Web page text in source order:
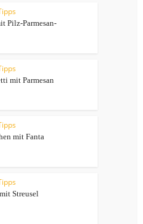
Pilz-Parmesan-
mit Parmesan
mit Fanta
Streusel